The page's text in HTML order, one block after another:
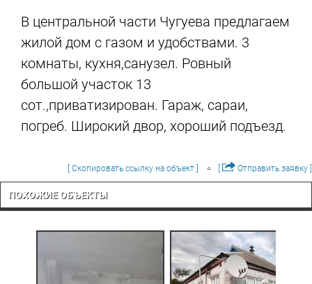
В центральной части Чугуева предлагаем
жилой дом с газом и удобствами. 3
комнаты, кухня,санузел. Ровный
большой участок 13
сот.,приватизирован. Гараж, сараи,
погреб. Широкий двор, хороший подъезд.
[ Скопировать ссылку на объект ] Отправить заявку ]
ПОХОЖИЕ ОБЪЕКТЫ